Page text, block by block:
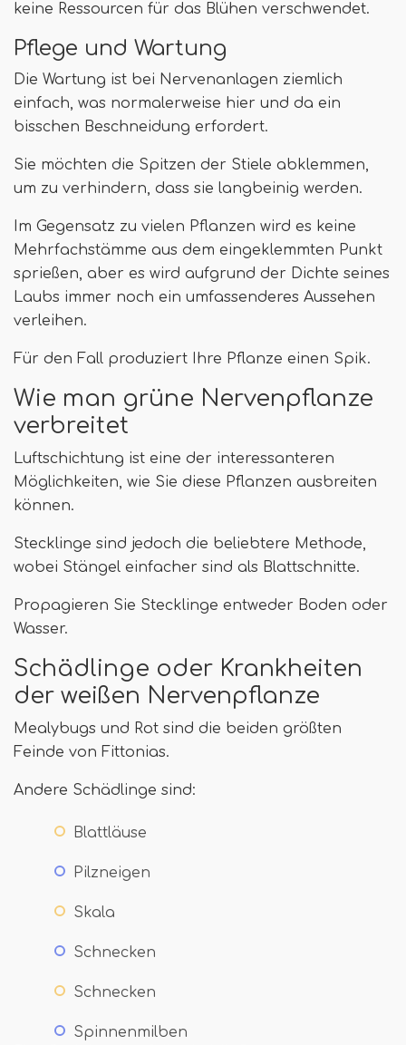
keine Ressourcen für das Blühen verschwendet.
Pflege und Wartung
Die Wartung ist bei Nervenanlagen ziemlich
einfach, was normalerweise hier und da ein
bisschen Beschneidung erfordert.
Sie möchten die Spitzen der Stiele abklemmen,
um zu verhindern, dass sie langbeinig werden.
Im Gegensatz zu vielen Pflanzen wird es keine
Mehrfachstämme aus dem eingeklemmten Punkt
sprießen, aber es wird aufgrund der Dichte seines
Laubs immer noch ein umfassenderes Aussehen
verleihen.
Für den Fall produziert Ihre Pflanze einen Spik.
Wie man grüne Nervenpflanze
verbreitet
Luftschichtung ist eine der interessanteren
Möglichkeiten, wie Sie diese Pflanzen ausbreiten
können.
Stecklinge sind jedoch die beliebtere Methode,
wobei Stängel einfacher sind als Blattschnitte.
Propagieren Sie Stecklinge entweder Boden oder
Wasser.
Schädlinge oder Krankheiten
der weißen Nervenpflanze
Mealybugs und Rot sind die beiden größten
Feinde von Fittonias.
Andere Schädlinge sind:
Blattläuse
Pilzneigen
Skala
Schnecken
Schnecken
Spinnenmilben